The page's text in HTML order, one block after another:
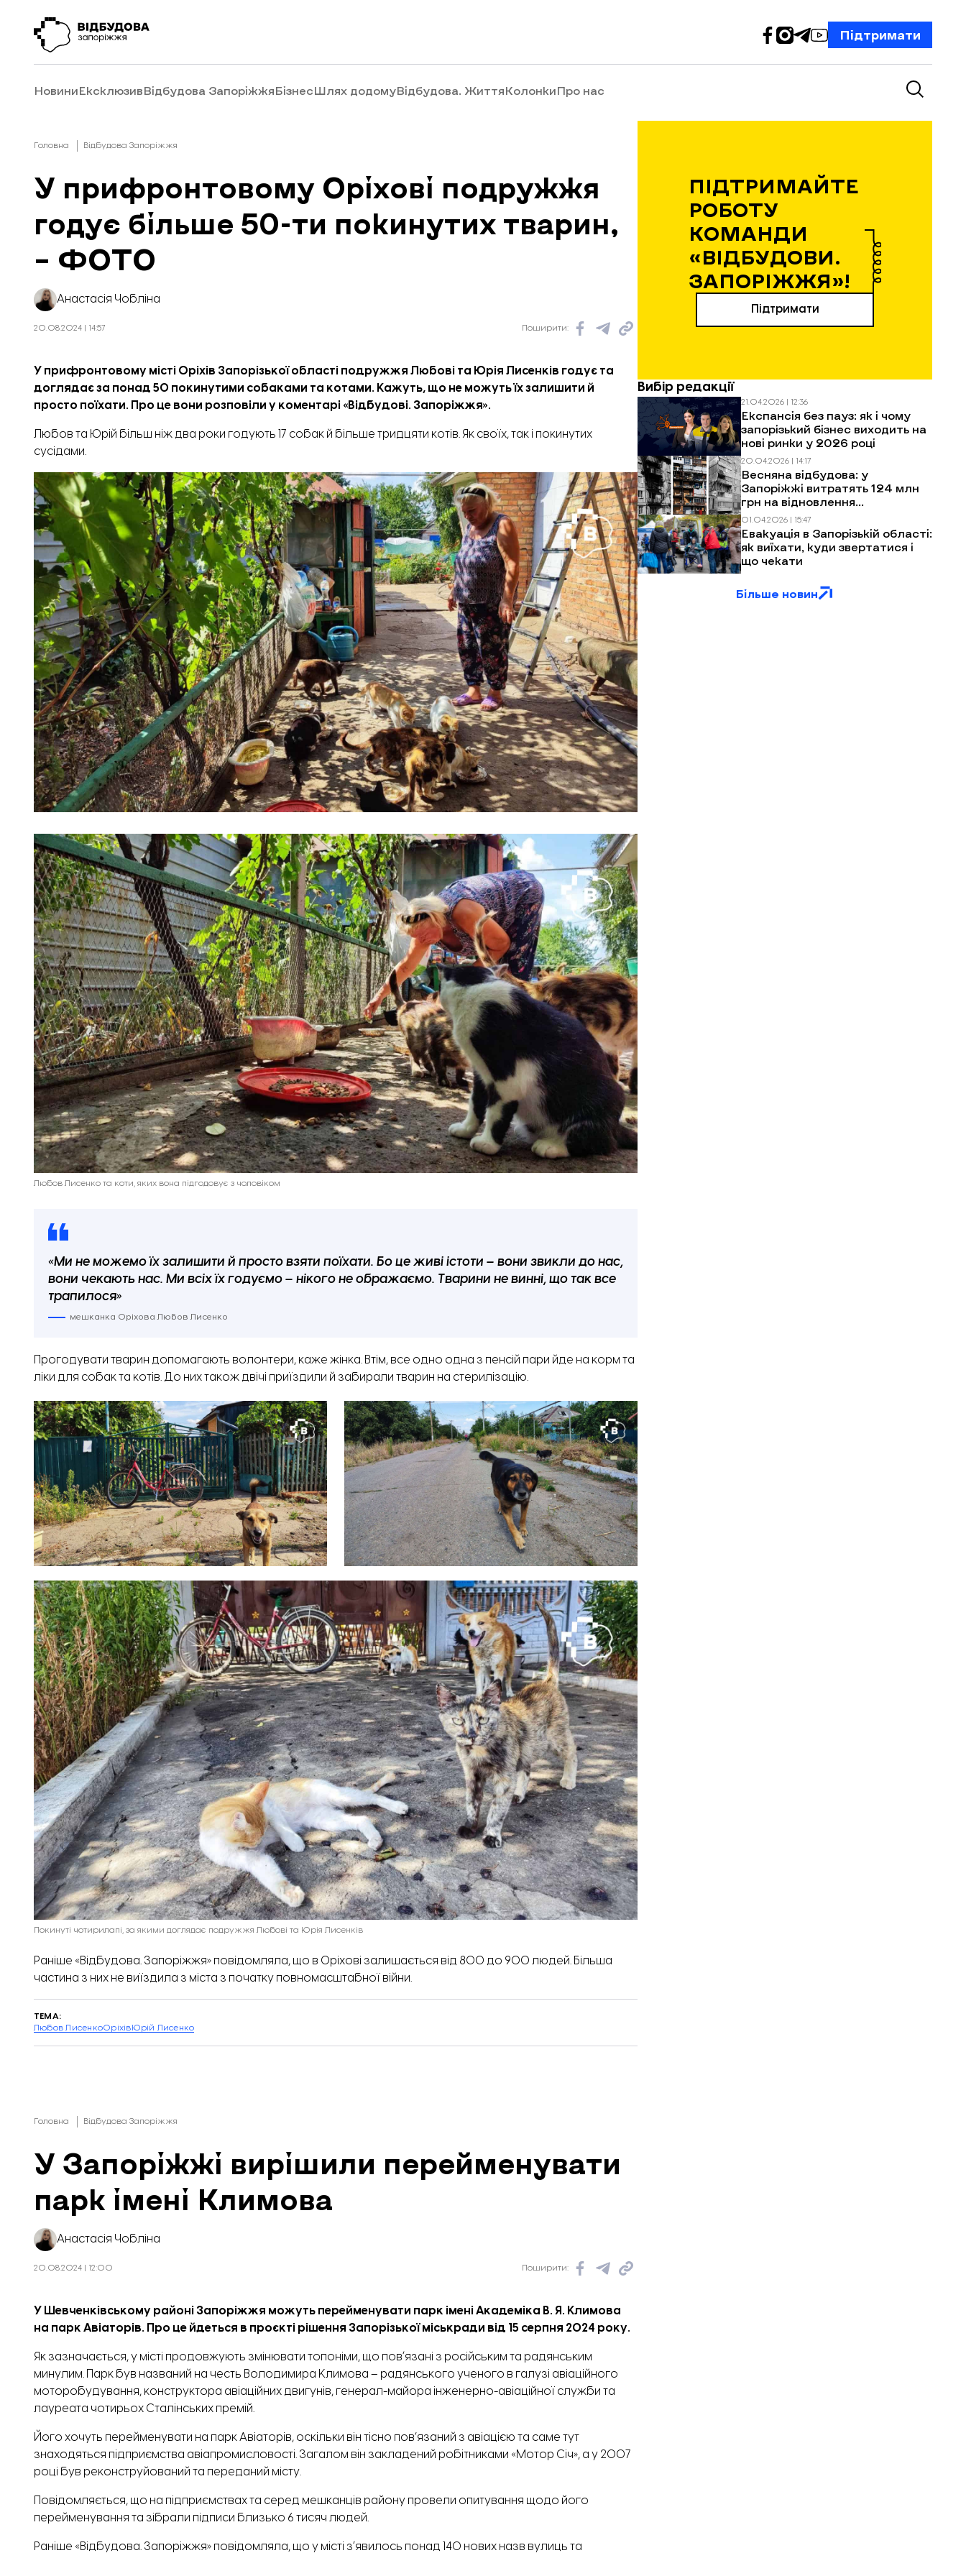
Підтримати
НовиниЕксклюзивВідбудова ЗапоріжжяБізнесШлях додомуВідбудова. ЖиттяКолонкиПро нас
Головна Відбудова Запоріжжя
У прифронтовому Оріхові подружжя
годує більше 50-ти покинутих тварин,
– ФОТО
Анастасія Чобліна
20.08.2024 | 14:57 Поширити:
У прифронтовому місті Оріхів Запорізької області подружжя Любові та Юрія Лисенків годує та
доглядає за понад 50 покинутими собаками та котами. Кажуть, що не можуть їх залишити й
просто поїхати. Про це вони розповіли у коментарі «Відбудові. Запоріжжя».
Любов та Юрій більш ніж два роки годують 17 собак й більше тридцяти котів. Як своїх, так і покинутих
сусідами.
Любов Лисенко та коти, яких вона підгодовує з чоловіком
«Ми не можемо їх залишити й просто взяти поїхати. Бо це живі істоти – вони звикли до нас,
вони чекають нас. Ми всіх їх годуємо – нікого не ображаємо. Тварини не винні, що так все
трапилося»
мешканка Оріхова Любов Лисенко
Прогодувати тварин допомагають волонтери, каже жінка. Втім, все одно одна з пенсій пари йде на корм та
ліки для собак та котів. До них також двічі приїздили й забирали тварин на стерилізацію.
Покинуті чотирилапі, за якими доглядає подружжя Любові та Юрія Лисенків
Раніше «Відбудова. Запоріжжя» повідомляла, що в Оріхові залишається від 800 до 900 людей. Більша
частина з них не виїздила з міста з початку повномасштабної війни.
ТЕМА:
Любов ЛисенкоОріхівЮрій Лисенко
Головна Відбудова Запоріжжя
У Запоріжжі вирішили перейменувати
парк імені Климова
Анастасія Чобліна
20.08.2024 | 12:00 Поширити:
У Шевченківському районі Запоріжжя можуть перейменувати парк імені Академіка В. Я. Климова
на парк Авіаторів. Про це йдеться в проєкті рішення Запорізької міськради від 15 серпня 2024 року.
Як зазначається, у місті продовжують змінювати топоніми, що повʼязані з російським та радянським
минулим. Парк був названий на честь Володимира Климова – радянського ученого в галузі авіаційного
моторобудування, конструктора авіаційних двигунів, генерал-майора інженерно-авіаційної служби та
лауреата чотирьох Сталінських премій.
Його хочуть перейменувати на парк Авіаторів, оскільки він тісно пов’язаний з авіацією та саме тут
знаходяться підприємства авіапромисловості. Загалом він закладений робітниками «Мотор Січ», а у 2007
році був реконструйований та переданий місту.
Повідомляється, що на підприємствах та серед мешканців району провели опитування щодо його
перейменування та зібрали підписи близько 6 тисяч людей.
Раніше «Відбудова. Запоріжжя» повідомляла, що у місті зʼявилось понад 140 нових назв вулиць та
ПІДТРИМАЙТЕ
РОБОТУ
КОМАНДИ
«ВІДБУДОВИ.
ЗАПОРІЖЖЯ»!
Підтримати
Вибір редакції
21.04.2026 | 12:36
Експансія без пауз: як і чому
запорізький бізнес виходить на
нові ринки у 2026 році
20.04.2026 | 14:17
Весняна відбудова: у
Запоріжжі витратять 124 млн
грн на відновлення
багатоповерхівок після
обстрілів
01.04.2026 | 15:47
Евакуація в Запорізькій області:
як виїхати, куди звертатися і
що чекати
Більше новин